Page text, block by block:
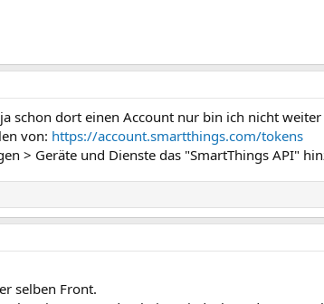
schon dort einen Account nur bin ich nicht
von: https://account.smartthings.com/tokens
> Geräte und Dienste das "SmartThings API"
selben Front.